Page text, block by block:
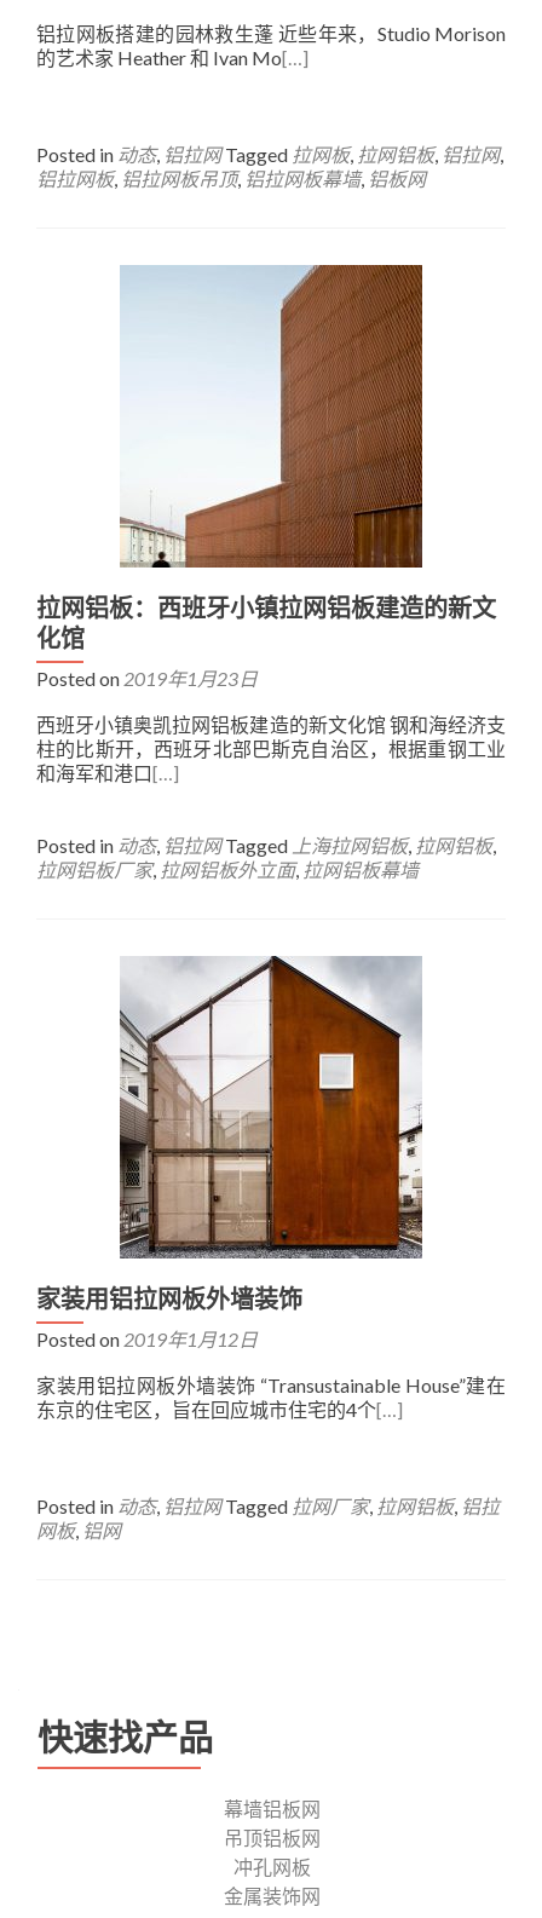
铝拉网板搭建的园林救生蓬 近些年来，Studio Morison
的艺术家 Heather 和 Ivan Mo[…]
Posted in 动态, 铝拉网 Tagged 拉网板, 拉网铝板, 铝拉网,
铝拉网板, 铝拉网板吊顶, 铝拉网板幕墙, 铝板网
拉网铝板：西班牙小镇拉网铝板建造的新文
化馆
Posted on 2019年1月23日
西班牙小镇奥凯拉网铝板建造的新文化馆 钢和海经济支
柱的比斯开，西班牙北部巴斯克自治区，根据重钢工业
和海军和港口[…]
Posted in 动态, 铝拉网 Tagged 上海拉网铝板, 拉网铝板,
拉网铝板厂家, 拉网铝板外立面, 拉网铝板幕墙
家装用铝拉网板外墙装饰
Posted on 2019年1月12日
家装用铝拉网板外墙装饰 “Transustainable House”建在
东京的住宅区，旨在回应城市住宅的4个[…]
Posted in 动态, 铝拉网 Tagged 拉网厂家, 拉网铝板, 铝拉
网板, 铝网
快速找产品
幕墙铝板网
吊顶铝板网
冲孔网板
金属装饰网